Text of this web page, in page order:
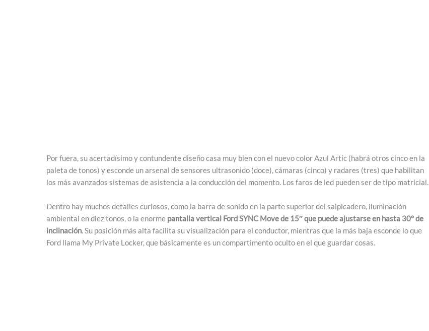
Por fuera, su acertadísimo y contundente diseño casa muy bien con el nuevo color Azul Artic (habrá otros cinco en la
paleta de tonos) y esconde un arsenal de sensores ultrasonido (doce), cámaras (cinco) y radares (tres) que habilitan
los más avanzados sistemas de asistencia a la conducción del momento. Los faros de led pueden ser de tipo matricial.
Dentro hay muchos detalles curiosos, como la barra de sonido en la parte superior del salpicadero, iluminación
ambiental en diez tonos, o la enorme pantalla vertical Ford SYNC Move de 15″ que puede ajustarse en hasta 30º de
inclinación. Su posición más alta facilita su visualización para el conductor, mientras que la más baja esconde lo que
Ford llama My Private Locker, que básicamente es un compartimento oculto en el que guardar cosas.